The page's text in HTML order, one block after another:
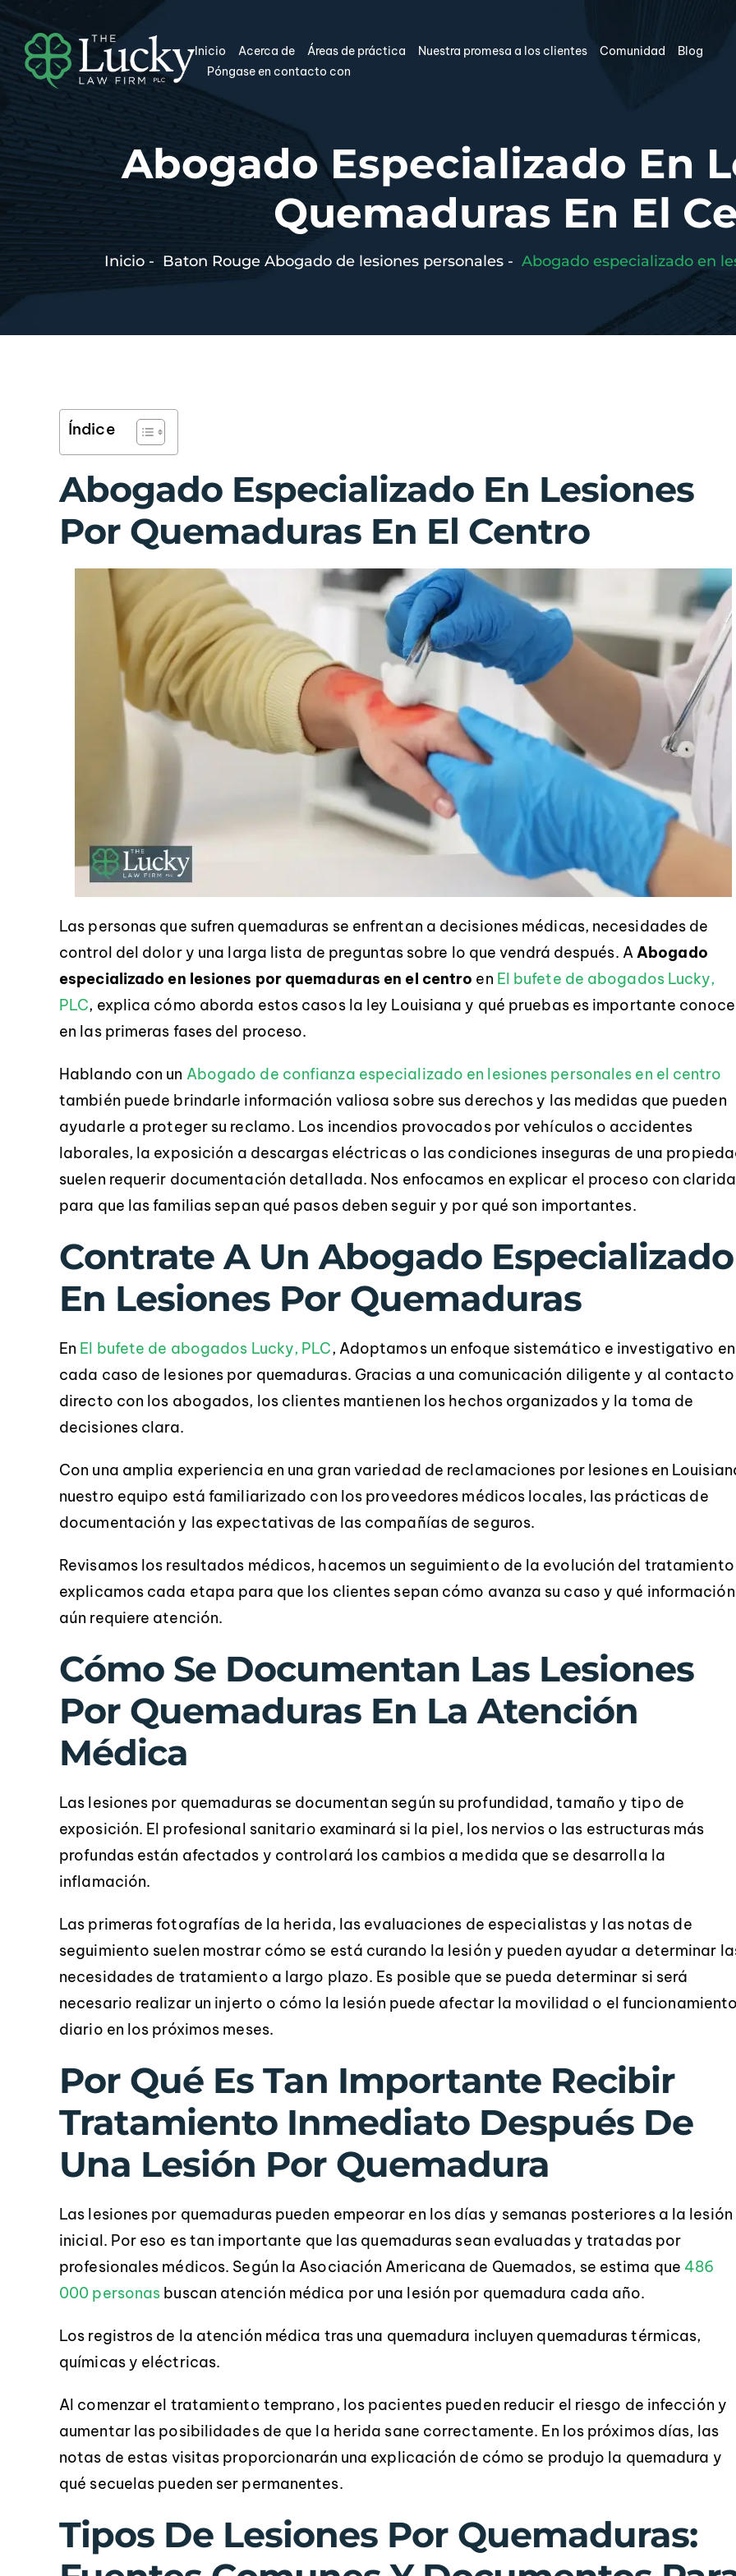
Inicio Acerca de Áreas de práctica Nuestra promesa a los clientes Comunidad
Blog
Póngase en contacto con
Abogado Especializado En
Quemaduras En El
Inicio - Baton Rouge Abogado de lesiones personales - Abogado especializado en
Índice
Abogado Especializado En Lesiones
Por Quemaduras En El Centro
Las personas que sufren quemaduras se enfrentan a decisiones médicas, necesidades de
control del dolor y una larga lista de preguntas sobre lo que vendrá después. AAbogado
especializado en lesiones por quemaduras en el centro en El bufete de abogados Lucky,
PLC, explica cómo aborda estos casos la ley Louisiana y qué pruebas es importante
en las primeras fases del proceso.
Hablando con un Abogado de confianza especializado en lesiones personales en el centro
también puede brindarle información valiosa sobre sus derechos y las medidas que pueden
ayudarle a proteger su reclamo. Los incendios provocados por vehículos o accidentes
laborales, la exposición a descargas eléctricas o las condiciones inseguras de una
suelen requerir documentación detallada. Nos enfocamos en explicar el proceso con
para que las familias sepan qué pasos deben seguir y por qué son importantes.
Contrate A Un Abogado Especializado
En Lesiones Por Quemaduras
En El bufete de abogados Lucky, PLC, Adoptamos un enfoque sistemático e investigativo en
cada caso de lesiones por quemaduras. Gracias a una comunicación diligente y al contacto
directo con los abogados, los clientes mantienen los hechos organizados y la toma de
decisiones clara.
Con una amplia experiencia en una gran variedad de reclamaciones por lesiones en
nuestro equipo está familiarizado con los proveedores médicos locales, las prácticas de
documentación y las expectativas de las compañías de seguros.
Revisamos los resultados médicos, hacemos un seguimiento de la evolución del
explicamos cada etapa para que los clientes sepan cómo avanza su caso y qué información
aún requiere atención.
Cómo Se Documentan Las Lesiones
Por Quemaduras En La Atención
Médica
Las lesiones por quemaduras se documentan según su profundidad, tamaño y tipo de
exposición. El profesional sanitario examinará si la piel, los nervios o las estructuras más
profundas están afectados y controlará los cambios a medida que se desarrolla la
inflamación.
Las primeras fotografías de la herida, las evaluaciones de especialistas y las notas de
seguimiento suelen mostrar cómo se está curando la lesión y pueden ayudar a determinar
necesidades de tratamiento a largo plazo. Es posible que se pueda determinar si será
necesario realizar un injerto o cómo la lesión puede afectar la movilidad o el funcionamiento
diario en los próximos meses.
Por Qué Es Tan Importante Recibir
Tratamiento Inmediato Después De
Una Lesión Por Quemadura
Las lesiones por quemaduras pueden empeorar en los días y semanas posteriores a la lesión
inicial. Por eso es tan importante que las quemaduras sean evaluadas y tratadas por
profesionales médicos. Según la Asociación Americana de Quemados, se estima que 486
000 personas buscan atención médica por una lesión por quemadura cada año.
Los registros de la atención médica tras una quemadura incluyen quemaduras térmicas,
químicas y eléctricas.
Al comenzar el tratamiento temprano, los pacientes pueden reducir el riesgo de infección y
aumentar las posibilidades de que la herida sane correctamente. En los próximos días, las
notas de estas visitas proporcionarán una explicación de cómo se produjo la quemadura y
qué secuelas pueden ser permanentes.
Tipos De Lesiones Por Quemaduras:
que mi proceso fuera
extremadamente sencillo, sin
preguntas ni incertidumbres.
Muchas gracias de nuevo.
preguntas y
manejadas rápidamente,
se mantuvieron en
-JASON